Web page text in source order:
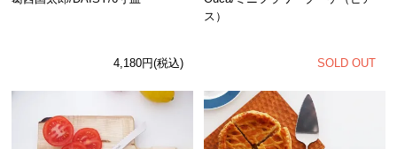
4,180円(税込)
ス）
SOLD OUT